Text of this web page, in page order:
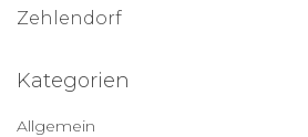
Zehlendorf
Kategorien
Allgemein